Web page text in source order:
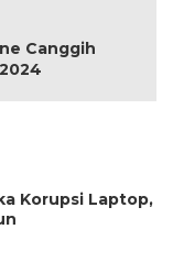
Canggih
Korupsi Laptop,